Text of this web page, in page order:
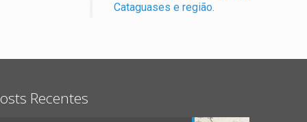
Cataguases e região.
Recentes